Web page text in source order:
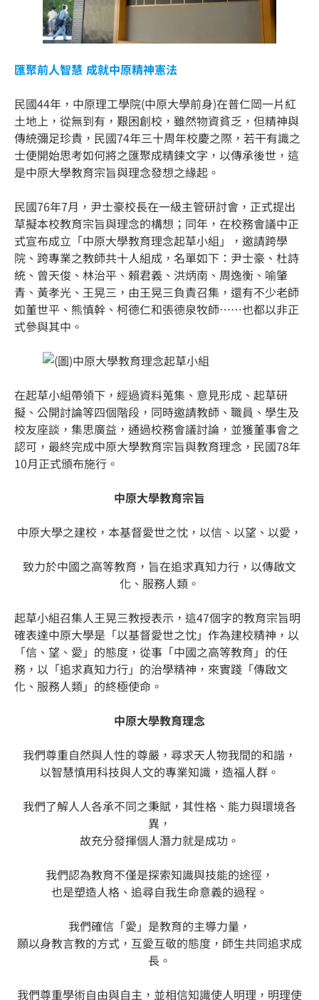
匯聚前人智慧 成就中原精神憲法
民國44年，中原理工學院(中原大學前身)在普仁岡一片紅
土地上，從無到有，艱困創校，雖然物資貧乏，但精神與
傳統彌足珍貴，民國74年三十周年校慶之際，若干有識之
士便開始思考如何將之匯聚成精鍊文字，以傳承後世，這
是中原大學教育宗旨與理念發想之緣起。
民國76年7月，尹士豪校長在一級主管研討會，正式提出
草擬本校教育宗旨與理念的構想；同年，在校務會議中正
式宣布成立「中原大學教育理念起草小組」，邀請跨學
院、跨專業之教師共十人組成，名單如下：尹士豪、杜詩
統、曾天俊、林治平、賴君義、洪炳南、周逸衡、喻肇
青、黃孝光、王晃三，由王晃三負責召集，還有不少老師
如董世平、熊慎幹、柯德仁和張德泉牧師……也都以非正
式參與其中。
在起草小組帶領下，經過資料蒐集、意見形成、起草研
擬、公開討論等四個階段，同時邀請教師、職員、學生及
校友座談，集思廣益，通過校務會議討論，並獲董事會之
認可，最終完成中原大學教育宗旨與教育理念，民國78年
10月正式頒布施行。
中原大學教育宗旨
中原大學之建校，本基督愛世之忱，以信、以望、以愛，
致力於中國之高等教育，旨在追求真知力行，以傳啟文
化、服務人類。
起草小組召集人王晃三教授表示，這47個字的教育宗旨明
確表達中原大學是「以基督愛世之忱」作為建校精神，以
「信、望、愛」的態度，從事「中國之高等教育」的任
務，以「追求真知力行」的治學精神，來實踐「傳啟文
化、服務人類」的終極使命。
中原大學教育理念
我們尊重自然與人性的尊嚴，尋求天人物我間的和諧，
以智慧慎用科技與人文的專業知識，造福人群。
我們了解人人各承不同之秉賦，其性格、能力與環境各
異，
故充分發揮個人潛力就是成功。
我們認為教育不僅是探索知識與技能的途徑，
也是塑造人格、追尋自我生命意義的過程。
我們確信「愛」是教育的主導力量，
願以身教言教的方式，互愛互敬的態度，師生共同追求成
長。
我們尊重學術自由與自主，並相信知識使人明理，明理使